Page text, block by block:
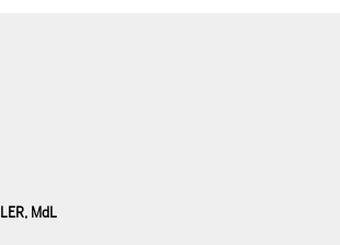
MdL